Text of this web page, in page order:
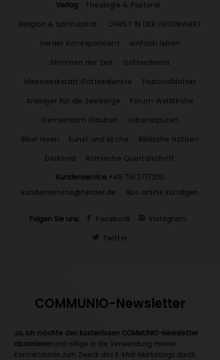
Verlag:
Theologie & Pastoral
Religion & Spiritualität
CHRIST IN DER GEGENWART
Herder Korrespondenz
einfach leben
Stimmen der Zeit
Gottesdienst
Ideenwerkstatt Gottesdienste
Pastoralblätter
Anzeiger für die Seelsorge
Forum Weltkirche
Gemeinsam Glauben
Lebensspuren
Bibel lesen
kunst und kirche
Biblische Notizen
Diakonia
Römische Quartalschrift
Kundenservice +49 761 2717200
kundenservice@herder.de
Abo online kündigen
Folgen Sie uns: Facebook
Instagram
Twitter
COMMUNIO-Newsletter
Ja, ich möchte den kostenlosen COMMUNIO-Newsletter
abonnieren und willige in die Verwendung meiner
Kontaktdaten zum Zweck des E-Mail-Marketings durch